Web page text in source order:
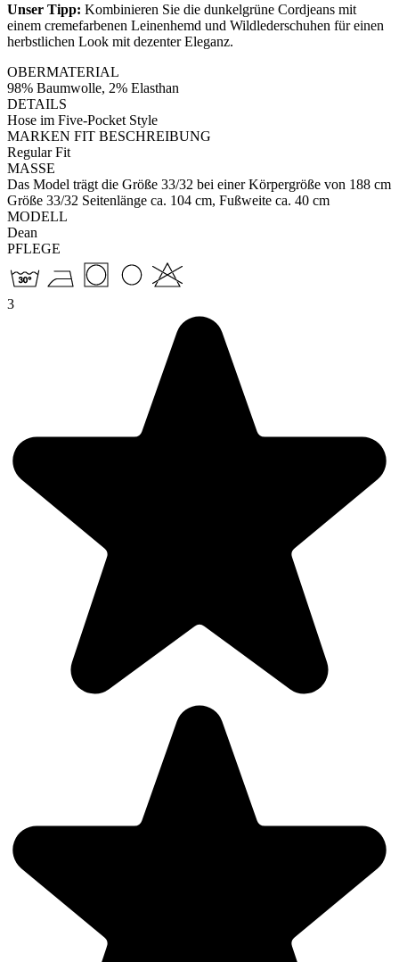
Unser Tipp: Kombinieren Sie die dunkelgrüne Cordjeans mit
einem cremefarbenen Leinenhemd und Wildlederschuhen für einen
herbstlichen Look mit dezenter Eleganz.
OBERMATERIAL
98% Baumwolle, 2% Elasthan
DETAILS
Hose im Five-Pocket Style
MARKEN FIT BESCHREIBUNG
Regular Fit
MASSE
Das Model trägt die Größe 33/32 bei einer Körpergröße von 188 cm
Größe 33/32 Seitenlänge ca. 104 cm, Fußweite ca. 40 cm
MODELL
Dean
PFLEGE
3